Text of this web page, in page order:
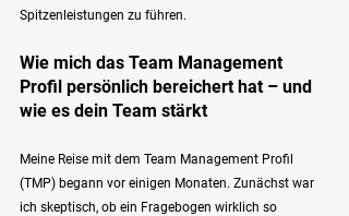
Spitzenleistungen zu führen.
Wie mich das Team Management
Profil persönlich bereichert hat – und
wie es dein Team stärkt
Meine Reise mit dem Team Management Profil
(TMP) begann vor einigen Monaten. Zunächst war
ich skeptisch, ob ein Fragebogen wirklich so